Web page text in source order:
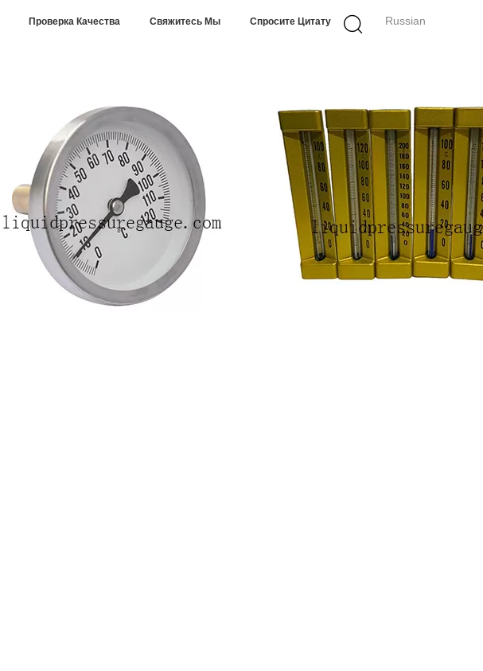
Russian
Проверка Качества Свяжитесь Мы Спросите Цитату